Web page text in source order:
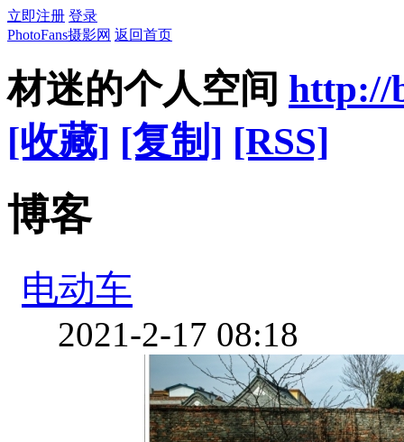
立即注册 登录
PhotoFans摄影网 返回首页
材迷的个人空间 http://
[收藏] [复制] [RSS]
博客
电动车
2021-2-17 08:18